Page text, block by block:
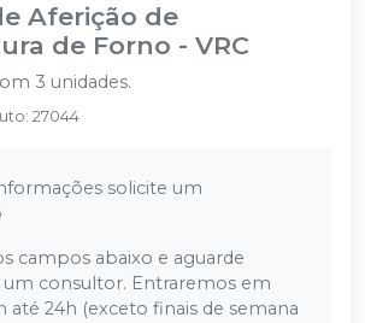
Aferição de
de Forno - VRC
3 unidades.
: 27044
solicite um
campos abaixo e aguarde
consultor. Entraremos em
até 24h (exceto finais de semana